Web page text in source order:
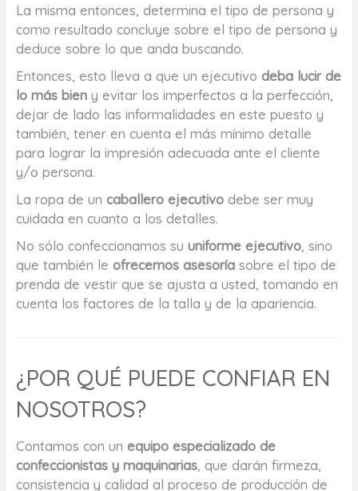
La misma entonces, determina el tipo de persona y
como resultado concluye sobre el tipo de persona y
deduce sobre lo que anda buscando.
Entonces, esto lleva a que un ejecutivo deba lucir de
lo más bieny evitar los imperfectos a la perfección,
dejar de lado las informalidades en este puesto y
también, tener en cuenta el más mínimo detalle
para lograr la impresión adecuada ante el cliente
y/o persona.
La ropa de un caballero ejecutivodebe ser muy
cuidada en cuanto a los detalles.
No sólo confeccionamos su uniforme ejecutivo, sino
que también le ofrecemos asesoríasobre el tipo de
prenda de vestir que se ajusta a usted, tomando en
cuenta los factores de la talla y de la apariencia.
¿POR QUÉ PUEDE CONFIAR EN
NOSOTROS?
Contamos con un equipo especializado de
confeccionistas y maquinarias, que darán firmeza,
consistencia y calidad al proceso de producción de